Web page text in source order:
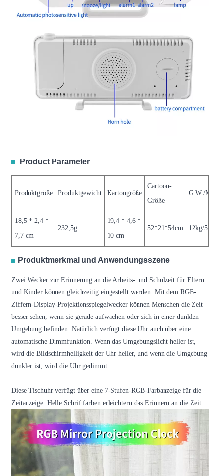
Product Parameter
Produktgröße Produktgewicht Kartongröße
Cartoon-
Größe
G.W./
18,5 * 2,4 *
7,7 cm
232,5g
19,4 * 4,6 *
10 cm
52*21*54cm 12kg/
Produktmerkmal und Anwendungsszene
Zwei Wecker zur Erinnerung an die Arbeits- und Schulzeit für Eltern
und Kinder können gleichzeitig eingestellt werden. Mit dem RGB-
Ziffern-Display-Projektionsspiegelwecker können Menschen die Zeit
besser sehen, wenn sie gerade aufwachen oder sich in einer dunklen
Umgebung befinden. Natürlich verfügt diese Uhr auch über eine
automatische Dimmfunktion. Wenn das Umgebungslicht heller ist,
wird die Bildschirmhelligkeit der Uhr heller, und wenn die Umgebung
dunkler ist, wird die Uhr gedimmt.
Diese Tischuhr verfügt über eine 7-Stufen-RGB-Farbanzeige für die
Zeitanzeige. Helle Schriftfarben erleichtern das Erinnern an die Zeit.